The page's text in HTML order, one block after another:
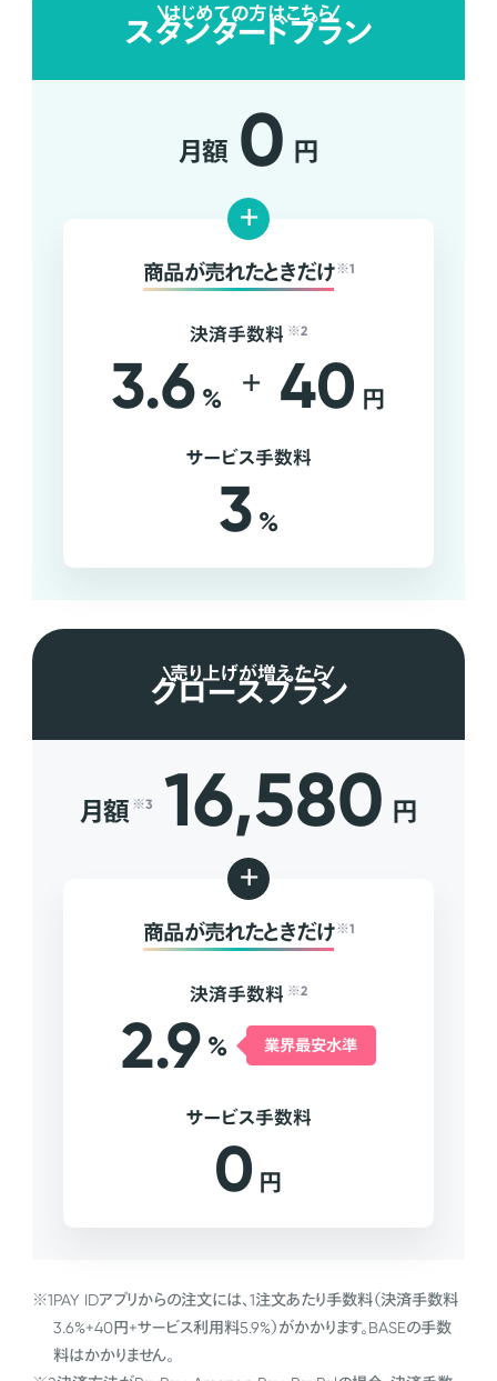
はじめての方はこちら
スタンダードプラン
月額 0 円
+
商品が売れたときだけ ※1
決済手数料 ※2
3.6 % + 40 円
サービス手数料
3 %
売り上げが増えたら
グロースプラン
月額 ※3 16,580 円
+
商品が売れたときだけ ※1
決済手数料 ※2
2.9 % 業界最安水準
サービス手数料
0 円
※1PAY IDアプリからの注文には、1注文あたり手数料（決済手数料
3.6%+40円+サービス利用料5.9%）がかかります。BASEの手数
料はかかりません。